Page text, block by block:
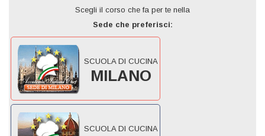
Scegli il corso che fa per te nella
Sede che preferisci:
SCUOLA DI CUCINA
MILANO
SCUOLA DI CUCINA